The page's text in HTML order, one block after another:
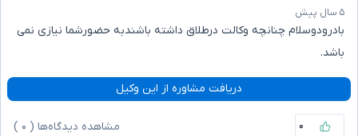
۵ سال پیش
بادرودوسلام چنانچه وکالت درطلاق داشته باشندبه حضورشما نیازی نمی
باشد.
دریافت مشاوره از این وکیل
۰ مشاهده دیدگاه‌ها ( ۰